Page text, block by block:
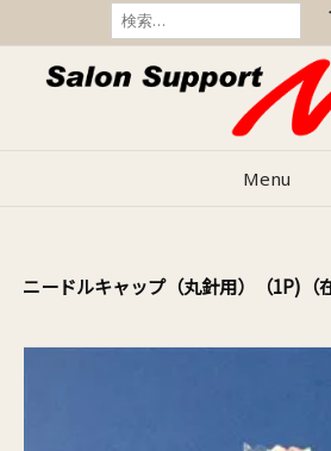
to
content
検
索:
Menu
ニードルキャップ（丸針用）（1P)（